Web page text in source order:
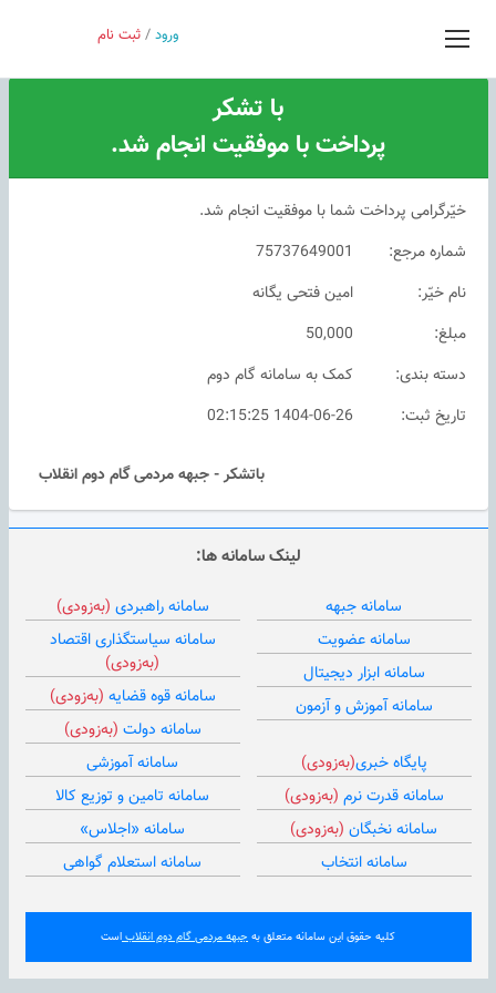
ورود / ثبت نام درباره ما
با تشکر
پرداخت با موفقیت انجام شد.
خیّرگرامی پرداخت شما با موفقیت انجام شد.
شماره مرجع:
75737649001
نام خیّر:
امین فتحی یگانه
مبلغ:
50,000
دسته بندی:
کمک به سامانه گام دوم
تاریخ ثبت:
1404-06-26 02:15:25
باتشکر - جبهه مردمی گام دوم انقلاب
لینک سامانه ها:
سامانه جبهه
سامانه عضویت
سامانه ابزار دیجیتال
سامانه آموزش و آزمون
سامانه راهبردی (به‌زودی)
سامانه سیاستگذاری اقتصاد
(به‌زودی)
سامانه قوه قضایه (به‌زودی)
سامانه دولت (به‌زودی)
پایگاه خبری(به‌زودی)
سامانه قدرت نرم (به‌زودی)
سامانه نخبگان (به‌زودی)
سامانه انتخاب
سامانه آموزشی
سامانه تامین و توزیع کالا
سامانه «اجلاس»
سامانه استعلام گواهی
کلیه حقوق این سامانه متعلق به جبهه مردمی گام دوم انقلاباست